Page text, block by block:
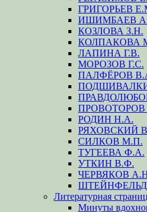
ГРИГОРЬЕВ
ИШИМБАЕВ
КОЗЛОВА З.Н.
КОЛПАКОВА
ЛАПИНА Г.В.
МОРОЗОВ Г.С.
ПАЛФЁРОВ
ПРОВОТОРОВ
РОДИН Н.А.
РЯХОВСКИЙ
СИЛКОВ М.П.
ТУГЕЕВА Ф.А.
УТКИН В.Ф.
ЧЕРВЯКОВ
ШТЕЙНФЕЛЬД
Литературная
Минуты